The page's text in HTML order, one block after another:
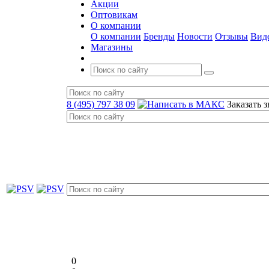
Акции
Оптовикам
О компании
О компании Бренды Новости Отзывы
Магазины
8 (495) 797 38 09 Заказать
0